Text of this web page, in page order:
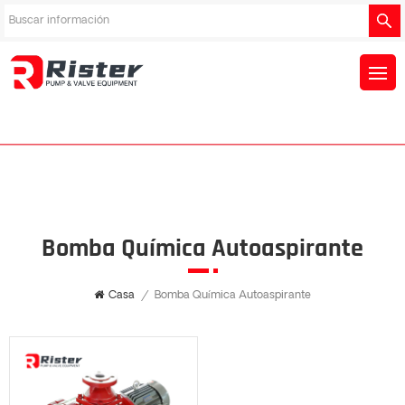
Bomba Química Autoaspirante
Casa / Bomba Química Autoaspirante